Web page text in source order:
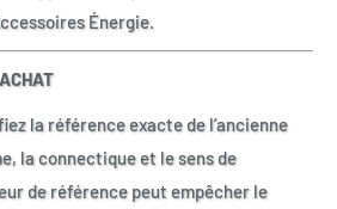
Énergie.
la référence exacte de l’ancienne
la connectique et le sens de
de référence peut empêcher le